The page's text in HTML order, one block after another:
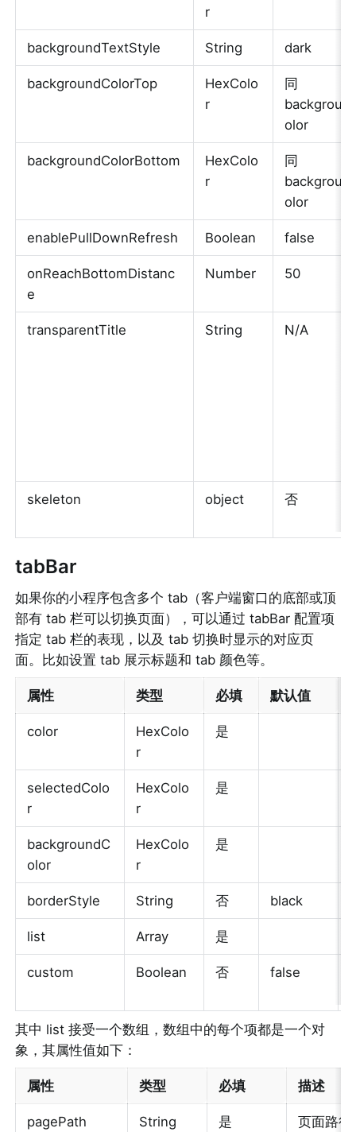
r
backgroundTextStyle String dark
backgroundColorTop
HexColo
r
同
olor
backgroundColorBottom
HexColo
r
同
olor
enablePullDownRefresh Boolean false
onReachBottomDistanc
e
Number 50
transparentTitle String N/A
skeleton object 否
tabBar
如果你的小程序包含多个 tab（客户端窗口的底部或顶
部有 tab 栏可以切换页面），可以通过 tabBar 配置项
指定 tab 栏的表现，以及 tab 切换时显示的对应页
面。比如设置 tab 展示标题和 tab 颜色等。
属性 类型 必填 默认值
color
HexColo
r
是
selectedColo
r
HexColo
r
是
backgroundC
olor
HexColo
r
是
borderStyle String 否 black
list Array 是
custom Boolean 否 false
其中 list 接受一个数组，数组中的每个项都是一个对
象，其属性值如下：
属性 类型 必填 描述
pagePath String 是 页面路